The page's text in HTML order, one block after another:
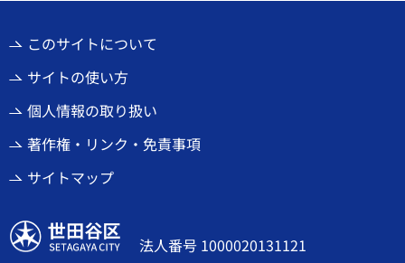
このサイトについて
サイトの使い方
個人情報の取り扱い
著作権・リンク・免責事項
サイトマップ
世田谷区
法人番号 1000020131121